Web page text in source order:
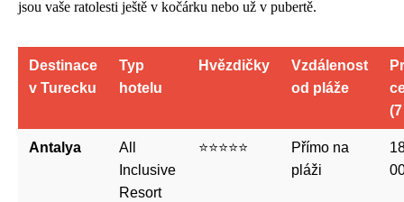
jsou vaše ratolesti ještě v kočárku nebo už v pubertě.
Destinace
v Turecku
Typ
hotelu
Hvězdičky
Vzdálenost
od pláže
Antalya
All
Inclusive
Resort
⭐⭐⭐⭐⭐
Přímo na
pláži